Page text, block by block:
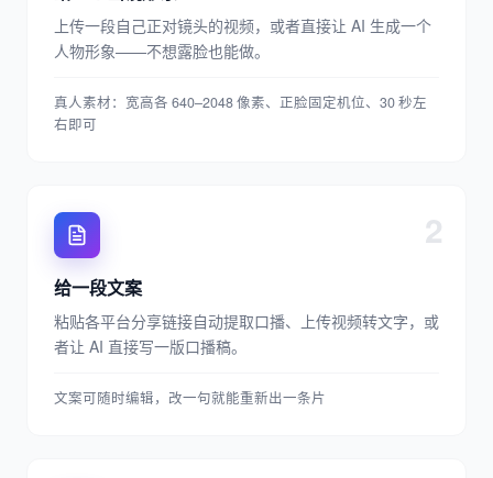
上传一段自己正对镜头的视频，或者直接让 AI 生成一个
人物形象——不想露脸也能做。
真人素材：宽高各 640–2048 像素、正脸固定机位、30 秒左
右即可
2
给一段文案
粘贴各平台分享链接自动提取口播、上传视频转文字，或
者让 AI 直接写一版口播稿。
文案可随时编辑，改一句就能重新出一条片